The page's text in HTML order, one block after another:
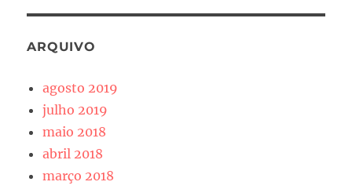
ARQUIVO
agosto 2019
julho 2019
maio 2018
abril 2018
março 2018